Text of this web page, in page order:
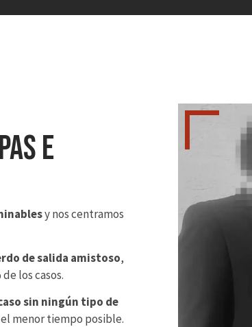
e
y nos centramos
de salida amistoso,
los casos.
sin ningún tipo de
menor tiempo posible.